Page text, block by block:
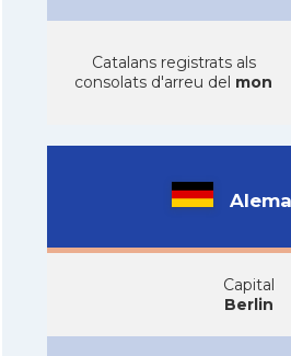
Catalans registrats als
consolats d'arreu del mon
Capital
Berlin